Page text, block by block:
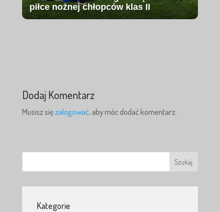
piłce nożnej chłopców klas II
Dodaj Komentarz
Musisz sięzalogować, aby móc dodać komentarz.
Kategorie